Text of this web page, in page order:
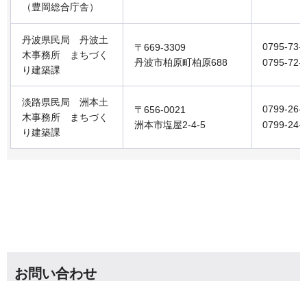
（豊岡総合庁舎）
丹波県民局 丹波土
木事務所 まちづく
り建築課
〒669-3309
丹波市柏原町柏原688
0795-73-
0795-72-
淡路県民局 洲本土
木事務所 まちづく
り建築課
〒656-0021
洲本市塩屋2-4-5
0799-26-
0799-24-
お問い合わせ